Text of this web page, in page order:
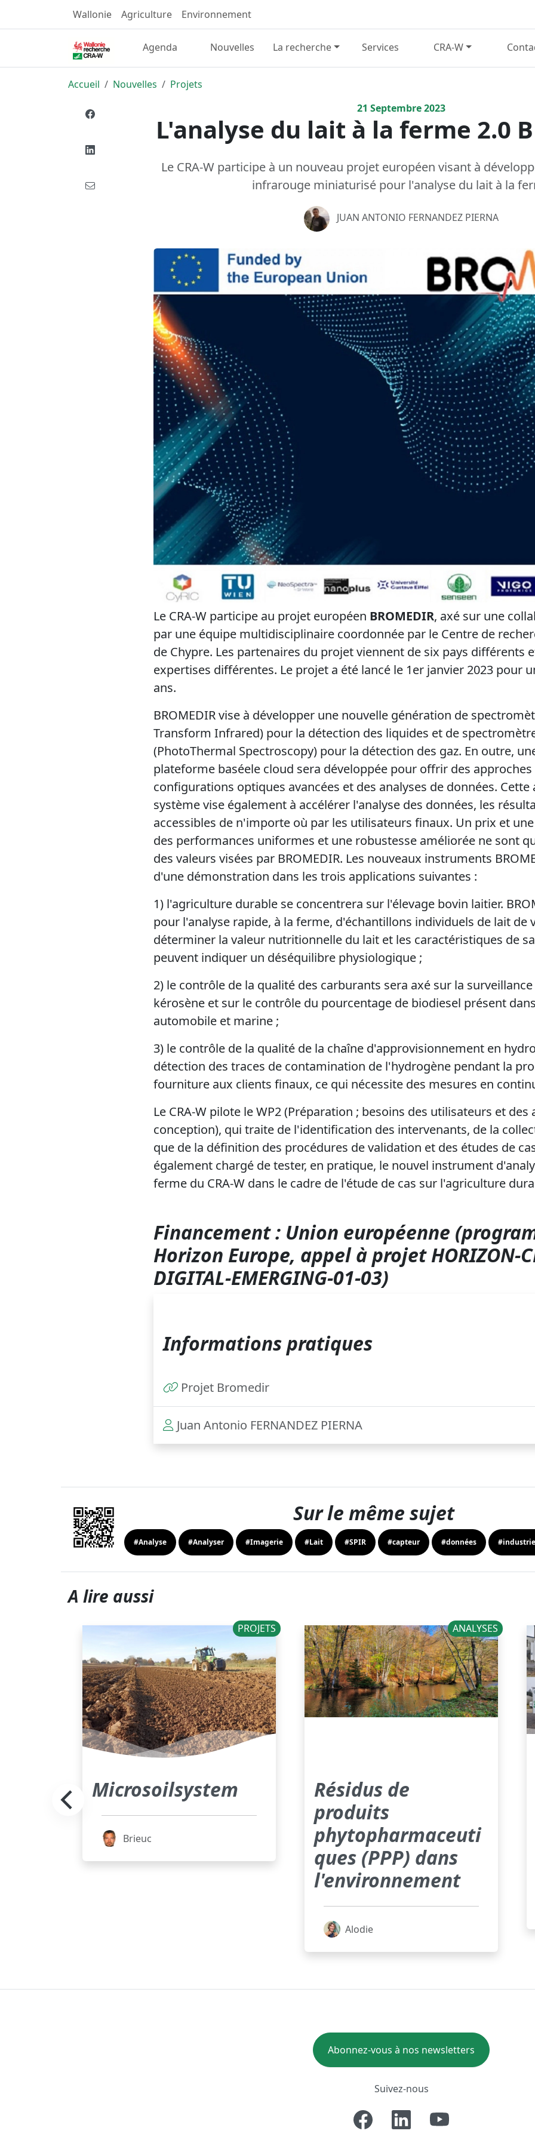
Wallonie Agriculture Environnement
Agenda Nouvelles La recherche Services CRA-W
Accueil Nouvelles
Projets
21 Septembre2023
L'analyse du lait à la ferme 2.0
Le CRA-W participe à un nouveau projet européen visant à
infrarouge miniaturisé pour l'analyse du lait à la
JUAN ANTONIO FERNANDEZ PIERNA
Le CRA-W participe au projet européen BROMEDIR, axé sur une
par une équipe multidisciplinaire coordonnée par le Centre de
de Chypre. Les partenaires du projet viennent de six pays différents
expertises différentes. Le projet a été lancé le 1er janvier 2023 pour
ans.
BROMEDIR vise à développer une nouvelle génération de
Transform Infrared) pour la détection des liquides et de
(PhotoThermal Spectroscopy) pour la détection des gaz. En outre,
plateforme baséele cloud sera développée pour offrir des
configurations optiques avancées et des analyses de données.
système vise également à accélérer l'analyse des données, les
accessibles de n'importe où par les utilisateurs finaux. Un prix et
des performances uniformes et une robustesse améliorée ne sont
des valeurs visées par BROMEDIR. Les nouveaux instruments
d'une démonstration dans les trois applications suivantes :
1) l'agriculture durable se concentrera sur l'élevage bovin laitier.
pour l'analyse rapide, à la ferme, d'échantillons individuels de lait de
déterminer la valeur nutritionnelle du lait et les caractéristiques de
peuvent indiquer un déséquilibre physiologique ;
2) le contrôle de la qualité des carburants sera axé sur la
kérosène et sur le contrôle du pourcentage de biodiesel présent
automobile et marine ;
3) le contrôle de la qualité de la chaîne d'approvisionnement en
détection des traces de contamination de l'hydrogène pendant la
fourniture aux clients finaux, ce qui nécessite des mesures en
Le CRA-W pilote le WP2 (Préparation ; besoins des utilisateurs et des
conception), qui traite de l'identification des intervenants, de la
que de la définition des procédures de validation et des études de
également chargé de tester, en pratique, le nouvel instrument
ferme du CRA-W dans le cadre de l'étude de cas sur l'agriculture
Financement : Union européenne
Horizon Europe, appel à projet HORIZON-
DIGITAL-EMERGING-01-03)
Informations pratiques
Projet Bromedir
Juan Antonio FERNANDEZ PIERNA
Sur le même sujet
#Analyse #Analyser #Imagerie #Lait #SPIR #capteur #données
A lire aussi
PROJETS
Microsoilsystem
Brieuc
ANALYSES
Résidus de
produits
phytopharmaceuti
ques (PPP) dans
l'environnement
Alodie
Abonnez-vous à nos newsletters
Suivez-nous